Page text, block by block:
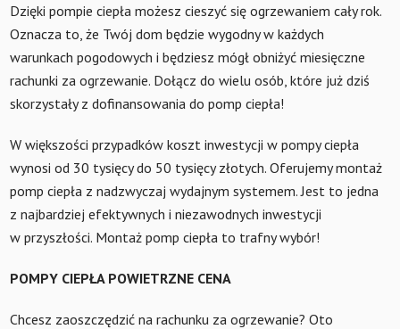
Dzięki pompie ciepła możesz cieszyć się ogrzewaniem cały rok.
Oznacza to, że Twój dom będzie wygodny w każdych
warunkach pogodowych i będziesz mógł obniżyć miesięczne
rachunki za ogrzewanie. Dołącz do wielu osób, które już dziś
skorzystały z dofinansowania do pomp ciepła!
W większości przypadków koszt inwestycji w pompy ciepła
wynosi od 30 tysięcy do 50 tysięcy złotych. Oferujemy montaż
pomp ciepła z nadzwyczaj wydajnym systemem. Jest to jedna
z najbardziej efektywnych i niezawodnych inwestycji
w przyszłości. Montaż pomp ciepła to trafny wybór!
POMPY CIEPŁA POWIETRZNE CENA
Chcesz zaoszczędzić na rachunku za ogrzewanie? Oto